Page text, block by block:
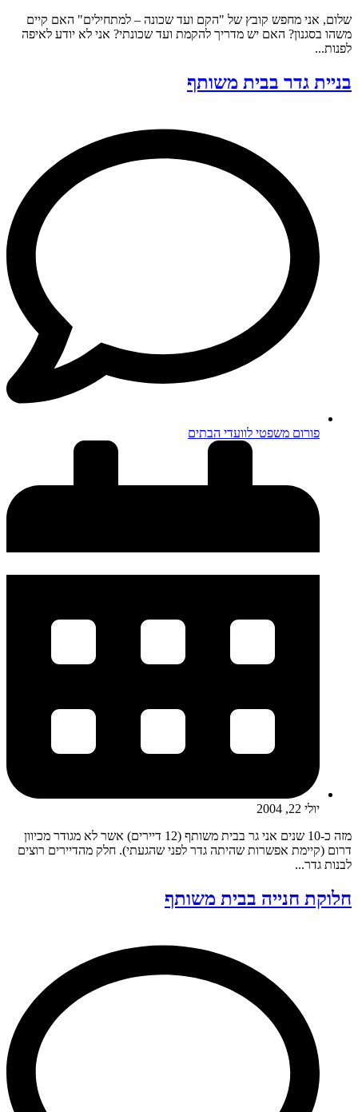
שלום, אני מחפש קובץ של "הקם ועד שכונה – למתחילים" האם קיים
משהו בסגנון? האם יש מדריך להקמת ועד שכונתי? אני לא יודע לאיפה
לפנות...
בניית גדר בבית משותף
פורום משפטי לוועדי הבתים
יולי 22, 2004
מזה כ-10 שנים אני גר בבית משותף (12 דיירים) אשר לא מגודר מכיוון
דרום (קיימת אפשרות שהיתה גדר לפני שהגעתי). חלק מהדיירים רוצים
לבנות גדר...
חלוקת חנייה בבית משותף